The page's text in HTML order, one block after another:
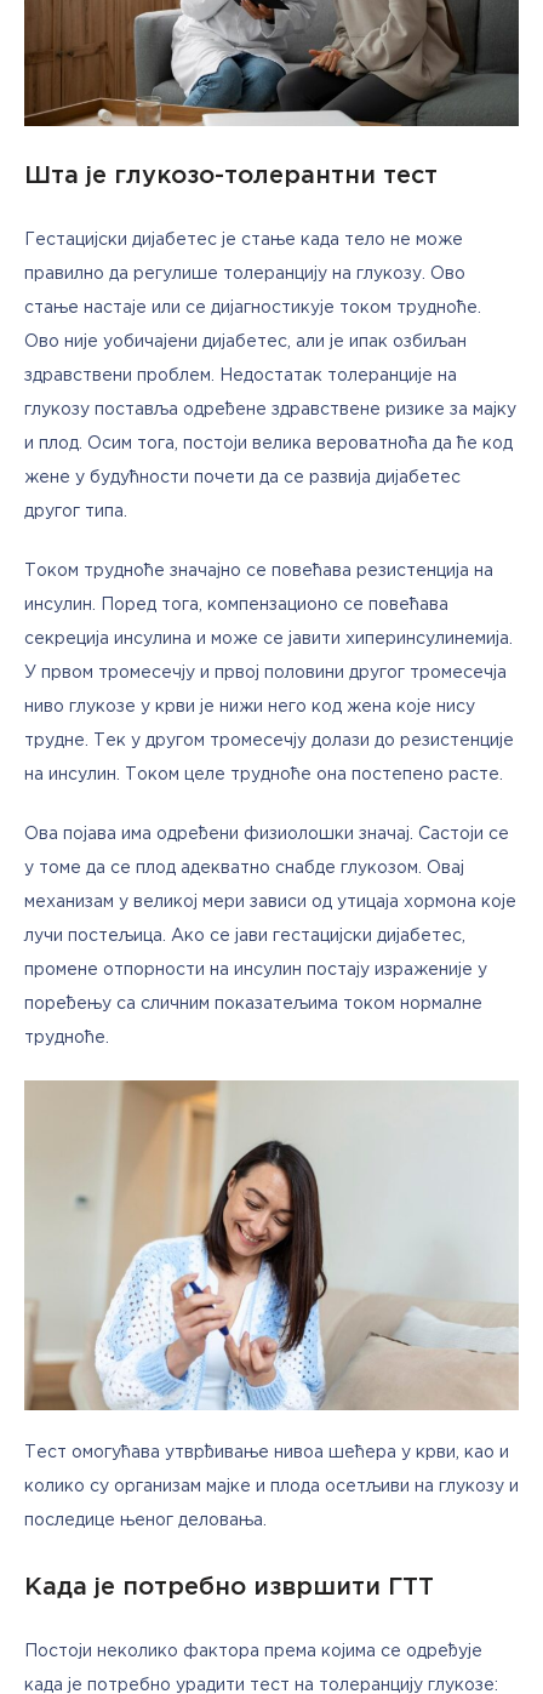
Шта је глукозо-толерантни тест
Гестацијски дијабетес је стање када тело не може
правилно да регулише толеранцију на глукозу. Ово
стање настаје или се дијагностикује током трудноће.
Ово није уобичајени дијабетес, али је ипак озбиљан
здравствени проблем. Недостатак толеранције на
глукозу поставља одређене здравствене ризике за мајку
и плод. Осим тога, постоји велика вероватноћа да ће код
жене у будућности почети да се развија дијабетес
другог типа.
Током трудноће значајно се повећава резистенција на
инсулин. Поред тога, компензационо се повећава
секреција инсулина и може се јавити хиперинсулинемија.
У првом тромесечју и првој половини другог тромесечја
ниво глукозе у крви је нижи него код жена које нису
трудне. Тек у другом тромесечју долази до резистенције
на инсулин. Током целе трудноће она постепено расте.
Ова појава има одређени физиолошки значај. Састоји се
у томе да се плод адекватно снабде глукозом. Овај
механизам у великој мери зависи од утицаја хормона које
лучи постељица. Ако се јави гестацијски дијабетес,
промене отпорности на инсулин постају израженије у
поређењу са сличним показатељима током нормалне
трудноће.
Тест омогућава утврђивање нивоа шећера у крви, као и
колико су организам мајке и плода осетљиви на глукозу и
последице њеног деловања.
Када је потребно извршити ГТТ
Постоји неколико фактора према којима се одређује
када је потребно урадити тест на толеранцију глукозе: